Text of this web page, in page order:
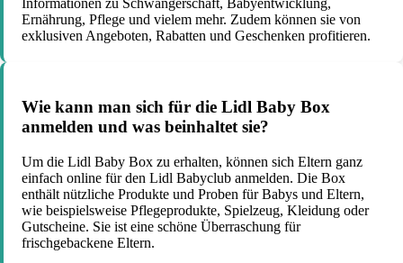
Informationen zu Schwangerschaft, Babyentwicklung,
Ernährung, Pflege und vielem mehr. Zudem können sie von
exklusiven Angeboten, Rabatten und Geschenken profitieren.
Wie kann man sich für die Lidl Baby Box
anmelden und was beinhaltet sie?
Um die Lidl Baby Box zu erhalten, können sich Eltern ganz
einfach online für den Lidl Babyclub anmelden. Die Box
enthält nützliche Produkte und Proben für Babys und Eltern,
wie beispielsweise Pflegeprodukte, Spielzeug, Kleidung oder
Gutscheine. Sie ist eine schöne Überraschung für
frischgebackene Eltern.